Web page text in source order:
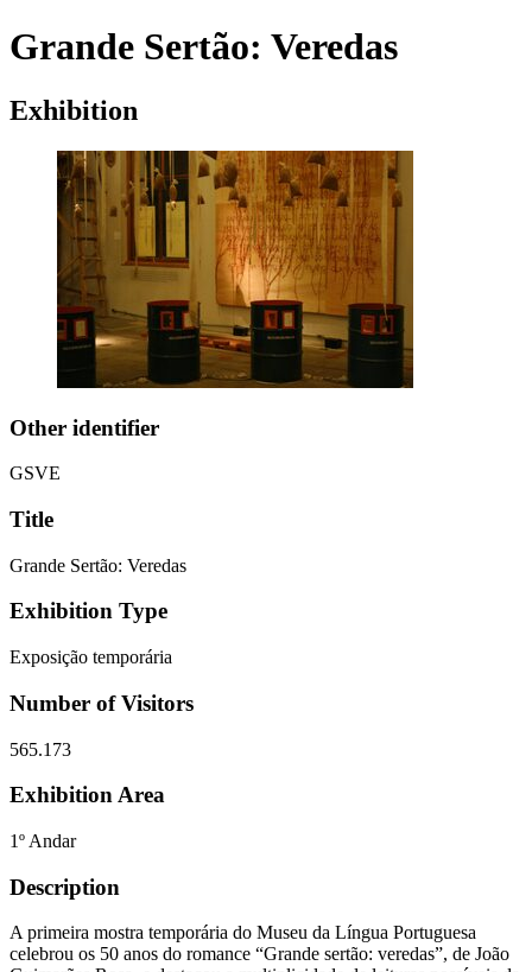
Grande Sertão: Veredas
Exhibition
Other identifier
GSVE
Title
Grande Sertão: Veredas
Exhibition Type
Exposição temporária
Number of Visitors
565.173
Exhibition Area
1º Andar
Description
A primeira mostra temporária do Museu da Língua Portuguesa
celebrou os 50 anos do romance “Grande sertão: veredas”, de João